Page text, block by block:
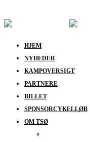
HJEM
NYHEDER
KAMPOVERSIGT
PARTNERE
BILLET
SPONSORCYKELLØB
OM TSØ